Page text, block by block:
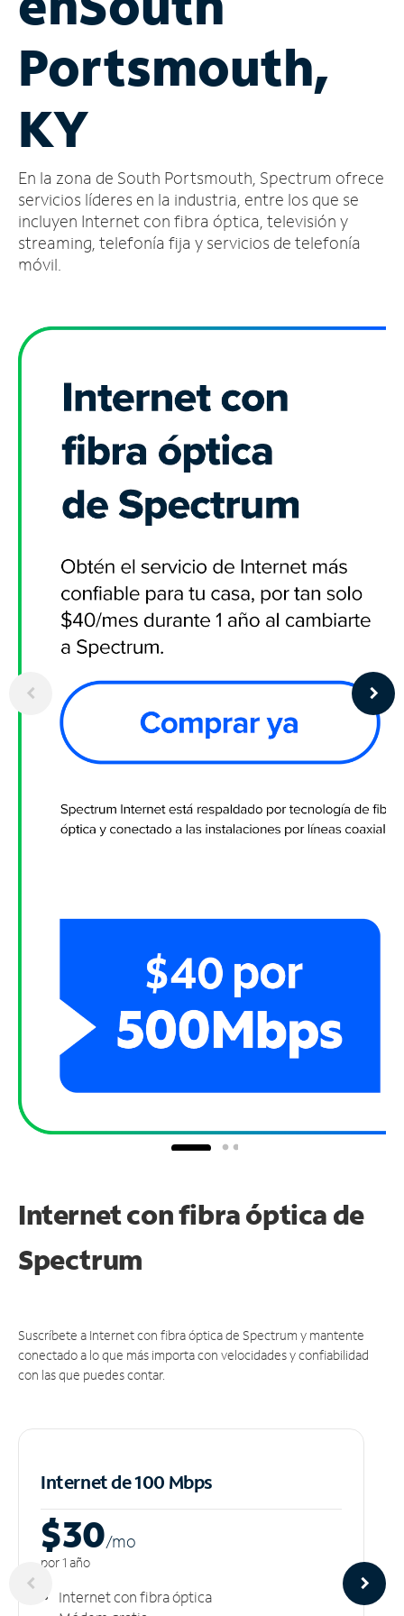
cuenta
Encuentra
tienda
Portsmouth,
KY
En la zona de South Portsmouth, Spectrum ofrece
servicios líderes en la industria, entre los que se
incluyen Internet con fibra óptica, televisión y
streaming, telefonía fija y servicios de telefonía
móvil.
Internet con fibra óptica de
Spectrum
Suscríbete a Internet con fibra óptica de Spectrum y mantente
conectado a lo que más importa con velocidades y confiabilidad
con las que puedes contar.
Internet de 100 Mbps
$30/mo
por 1 año
Internet con fibra óptica